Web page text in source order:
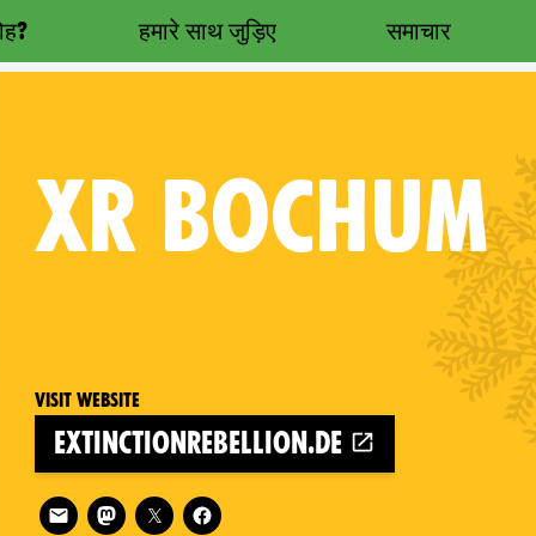
हमारे साथ जुड़िए समाचार
XR BOCHUM
Visit website
extinctionrebellion.de
Follow XR Bochum on